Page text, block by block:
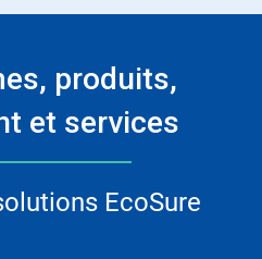
produits,
et services
EcoSure​​​​​​​